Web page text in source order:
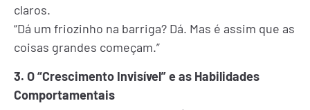
claros.
“Dá um friozinho na barriga? Dá. Mas é assim que as
coisas grandes começam.”
3. O “Crescimento Invisível” e as Habilidades
Comportamentais